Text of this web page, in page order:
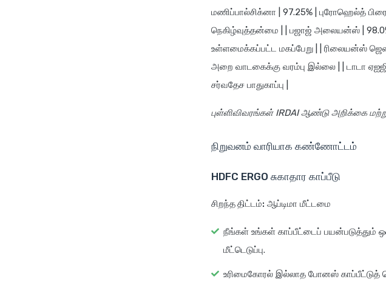
மணிப்பால்சிக்னா | 97.25% | புரோஹெல்த்
நெகிழ்வுத்தன்மை | | பஜாஜ் அலையன்ஸ் | 98.0% |
உள்ளமைக்கப்பட்ட மகப்பேறு | | ரிலையன்ஸ்
அறை வாடகைக்கு வரம்பு இல்லை | | டாடா ஏஐஜி |
சர்வதேச பாதுகாப்பு |
புள்ளிவிவரங்கள் IRDAI ஆண்டு அறிக்கை
நிறுவனம் வாரியாக கண்ணோட்டம்
HDFC ERGO சுகாதார காப்பீடு
சிறந்த திட்டம்: ஆப்டிமா மீட்டமை
நீங்கள் உங்கள் காப்பீட்டைப் பயன்படுத்தும்
மீட்டெடுப்பு.
உரிமைகோரல் இல்லாத போனஸ் காப்பீட்டுத்